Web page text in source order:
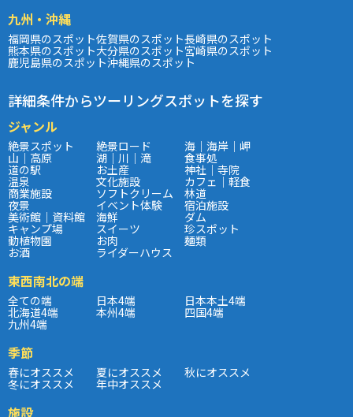
九州・沖縄
福岡県のスポット佐賀県のスポット長崎県のスポット
熊本県のスポット大分県のスポット宮崎県のスポット
鹿児島県のスポット沖縄県のスポット
詳細条件からツーリングスポットを探す
ジャンル
絶景スポット 絶景ロード 海｜海岸｜岬
山｜高原 湖｜川｜滝 食事処
道の駅 お土産 神社｜寺院
温泉 文化施設 カフェ｜軽食
商業施設 ソフトクリーム 林道
夜景 イベント体験 宿泊施設
美術館｜資料館 海鮮 ダム
キャンプ場 スイーツ 珍スポット
動植物園 お肉 麺類
お酒 ライダーハウス
東西南北の端
全ての端 日本4端 日本本土4端
北海道4端 本州4端 四国4端
九州4端
季節
春にオススメ 夏にオススメ 秋にオススメ
冬にオススメ 年中オススメ
施設